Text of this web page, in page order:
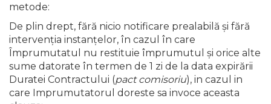
metode:
De plin drept, fără nicio notificare prealabilă şi fără
intervenţia instanţelor, în cazul în care
Împrumutatul nu restituie împrumutul şi orice alte
sume datorate în termen de 1 zi de la data expirării
Duratei Contractului (pact comisoriu), in cazul in
care Imprumutatorul doreste sa invoce aceasta